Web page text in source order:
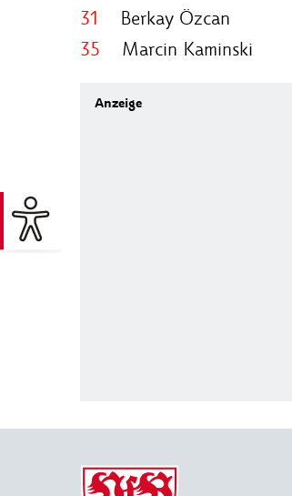
31
Berkay Özcan
35
Marcin Kaminski